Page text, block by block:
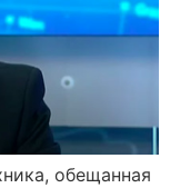
обещанная